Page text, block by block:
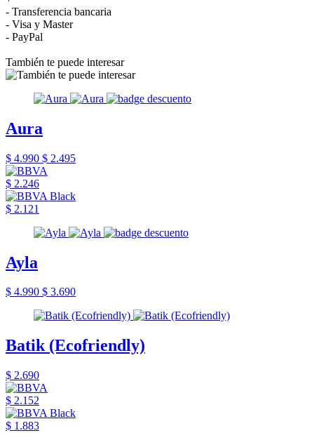
- Transferencia bancaria
- Visa y Master
- PayPal
También te puede interesar
Aura
$ 4.990 $ 2.495
$ 2.246
$ 2.121
Ayla
$ 4.990 $ 3.690
Batik (Ecofriendly)
$ 2.690
$ 2.152
$ 1.883